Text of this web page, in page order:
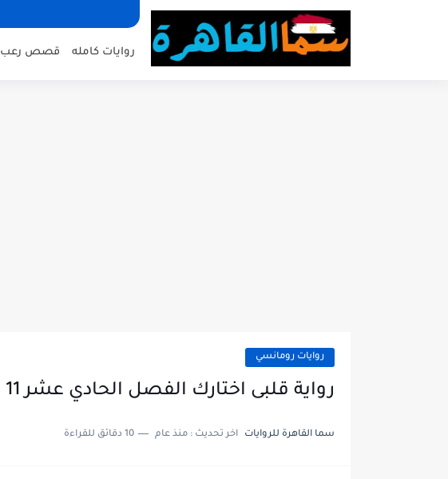
روايات كامله قصص رعب
روايات رومانسي
رواية قلبى اختارك الفصل الحادي عشر 11 والاخير بقلم رحاب محمد
سما القاهرة للروايات اخر تحديث : منذ عام 10 دقائق للقراءة